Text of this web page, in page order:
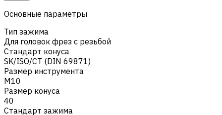
Основные параметры
Тип зажима
Для головок фрез с резьбой
Стандарт конуса
SK/ISO/CT (DIN 69871)
Размер инструмента
M10
Размер конуса
40
Стандарт зажима